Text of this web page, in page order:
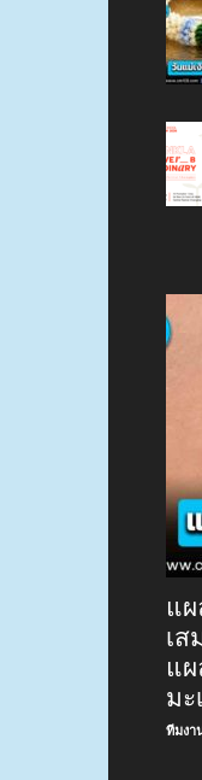
แผ
เส
แ
มะ
ทีมงา